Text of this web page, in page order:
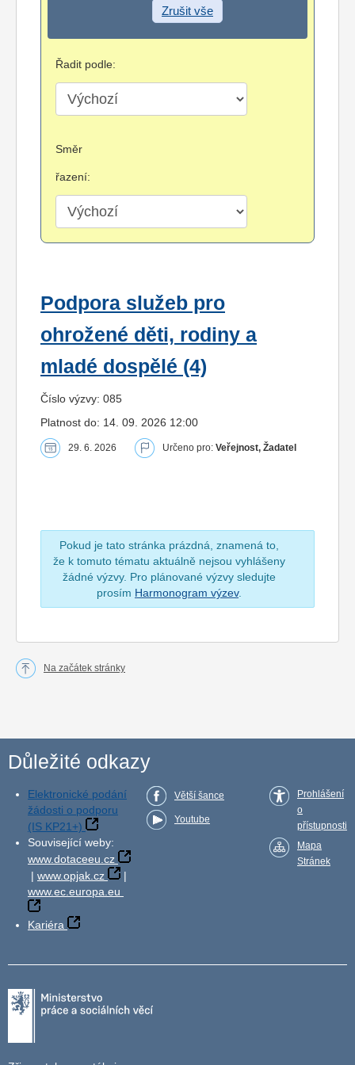
Zrušit vše
Řadit podle:
Směr
řazení:
Podpora služeb pro
ohrožené děti, rodiny a
mladé dospělé (4)
Číslo výzvy: 085
Platnost do: 14. 09. 2026 12:00
29. 6. 2026 Určeno pro: Veřejnost, Žadatel
Pokud je tato stránka prázdná, znamená to,
že k tomuto tématu aktuálně nejsou vyhlášeny
žádné výzvy. Pro plánované výzvy sledujte
prosím Harmonogram výzev.
Na začátek stránky
Důležité odkazy
Elektronické podání
žádosti o podporu
(IS KP21+)
Související weby:
www.dotaceeu.cz
| www.opjak.cz
|
www.ec.europa.eu
Kariéra
Větší šance
Youtube
Prohlášení
o
přístupnosti
Mapa
Stránek